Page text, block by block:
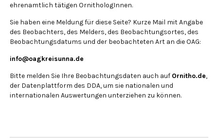
ehrenamtlich tätigen OrnithologInnen.
Sie haben eine Meldung für diese Seite? Kurze Mail mit Angabe
des Beobachters, des Melders, des Beobachtungsortes, des
Beobachtungsdatums und der beobachteten Art an die OAG:
info@oagkreisunna.de
Bitte melden Sie Ihre Beobachtungsdaten auch auf Ornitho.de,
der Datenplattform des DDA, um sie nationalen und
internationalen Auswertungen unterziehen zu können.